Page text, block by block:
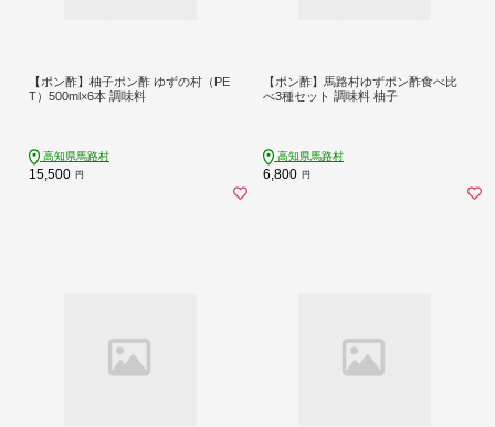
【ポン酢】柚子ポン酢 ゆずの村（PE
T）500ml×6本 調味料
高知県馬路村
15,500 円
【ポン酢】馬路村ゆずポン酢食べ比
べ3種セット 調味料 柚子
高知県馬路村
6,800 円